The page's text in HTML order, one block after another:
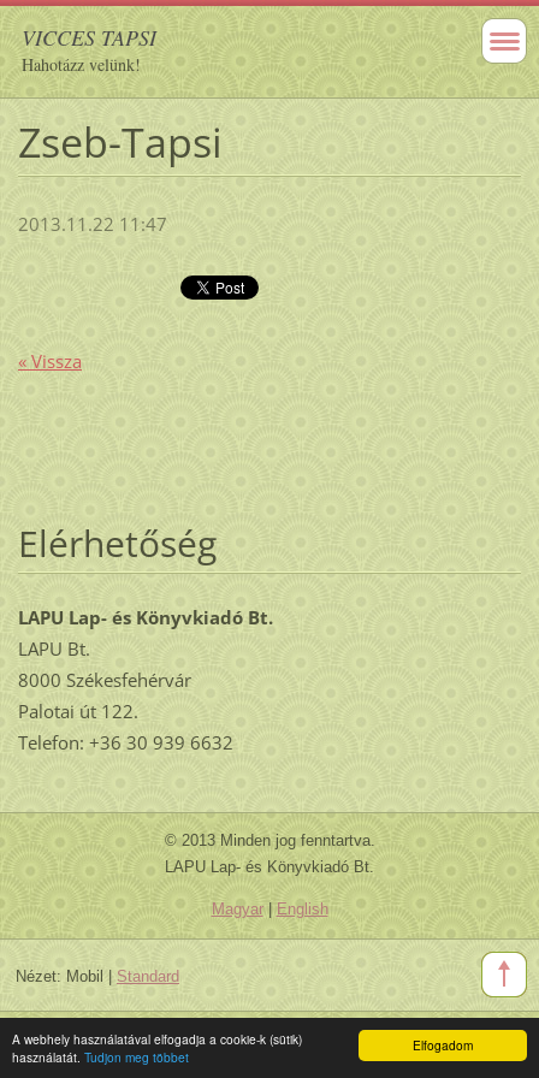
Elfogadom
A webhely használatával elfogadja a cookie-k (sütik)
használatát. Tudjon meg többet
VICCES TAPSI
Hahotázz velünk!
Zseb-Tapsi
2013.11.22 11:47
« Vissza
Elérhetőség
LAPU Lap- és Könyvkiadó Bt.
LAPU Bt.
8000 Székesfehérvár
Palotai út 122.
Telefon: +36 30 939 6632
© 2013 Minden jog fenntartva.
LAPU Lap- és Könyvkiadó Bt.
Magyar| English
Nézet: Mobil Standard